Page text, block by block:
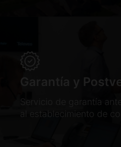
Garantía y
Servicio de garantía
al establecimiento de